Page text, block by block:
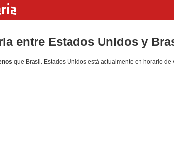
entre Estados Unidos y
que Brasil. Estados Unidos está actualmente en horario de